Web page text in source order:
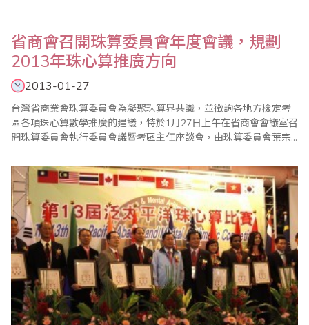
省商會召開珠算委員會年度會議，規劃
2013年珠心算推廣方向
2013-01-27
台灣省商業會珠算委員會為凝聚珠算界共識，並徵詢各地方檢定考
區各項珠心算數學推廣的建議，特於1月27日上午在省商會會議室召
開珠算委員會執行委員會議暨考區主任座談會，由珠算委員會葉宗
外，也通過102年度各項具體重點工作，包括1年4次的珠心算檢
定、2次的數學評鑑、2次海峽兩岸珠心算通信比賽外，同時確定
2013年全國珠算界慶祝世界珠算日大會暨全..